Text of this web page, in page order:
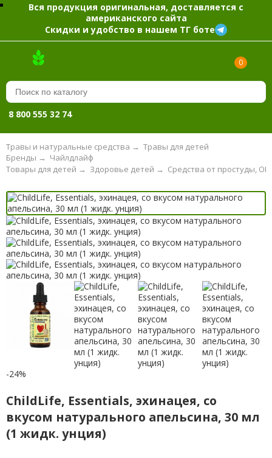
Вся продукция оригинальная, доставляется с
американского сайта
Скидки и удобство в нашем ТГ боте
0
8 800 555 32 74
Травы и натуральные средства → Травы для детей
Чайлдлайф
Бренды →
Средства от простуды,
Здоровье детей →
Товары для детей →
-24%
ChildLife, Essentials, эхинацея, со
вкусом натурального апельсина, 30 мл
(1 жидк. унция)